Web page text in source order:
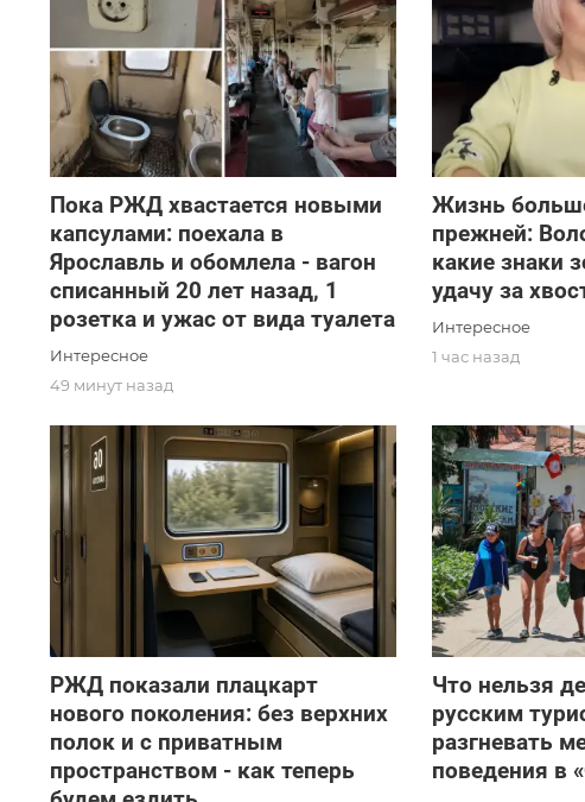
Пока РЖД хвастается новыми
капсулами: поехала в
Ярославль и обомлела - вагон
списанный 20 лет назад, 1
розетка и ужас от вида туалета
Интересное
49 минут назад
Жизнь
прежней:
какие знаки
удачу за
Интересное
1 час назад
РЖД показали плацкарт
нового поколения: без верхних
полок и с приватным
пространством - как теперь
Что нельзя
русским
разгневать
поведения в